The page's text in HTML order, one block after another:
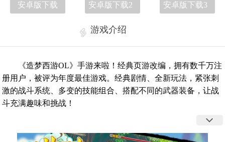
安卓版下载 安卓版下载2 安卓版下载3
游戏介绍
《造梦西游OL》手游来啦！经典页游改编，拥有数千万注
册用户，被评为年度最佳游戏。经典剧情、全新玩法，紧张刺
激的战斗系统、多变的技能组合、搭配不同的武器装备，让战
斗充满趣味和挑战！